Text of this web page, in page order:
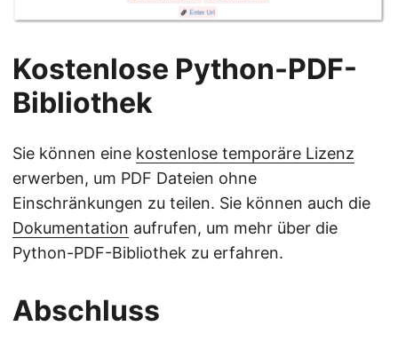
Kostenlose Python-PDF-
Bibliothek
Sie können eine kostenlose temporäre Lizenz
erwerben, um PDF Dateien ohne
Einschränkungen zu teilen. Sie können auch die
Dokumentation aufrufen, um mehr über die
Python-PDF-Bibliothek zu erfahren.
Abschluss